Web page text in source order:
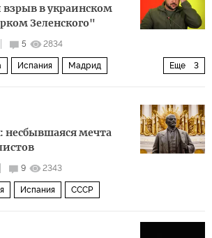
в украинском
Зеленского"
5 2834
Еще 3
Испания Мадрид
несбывшаяся мечта
9 2343
Испания СССР